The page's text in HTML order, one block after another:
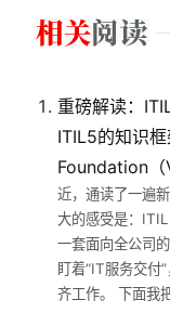
重磅解读：
ITIL5的知识
Foundation
近，通读了一遍
大的感受是：
一套面向全公司
盯着“IT服务交付
齐工作。 下面我